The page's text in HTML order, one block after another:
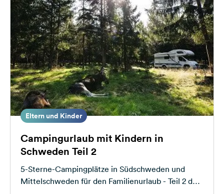
Eltern und Kinder
Campingurlaub mit Kindern in
Schweden Teil 2
5-Sterne-Campingplätze in Südschweden und
Mittelschweden für den Familienurlaub - Teil 2 der